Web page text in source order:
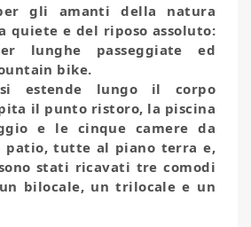
gli amanti della natura
quiete e del riposo assoluto:
lunghe passeggiate ed
bike.
estende lungoil corpo
il punto ristoro, la piscina
e le cinque camere da
tutte al piano terra e,
stati ricavati tre comodi
bilocale, un trilocale e un